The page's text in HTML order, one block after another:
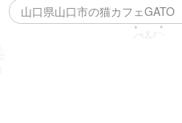
山口県山口市の猫カフェ